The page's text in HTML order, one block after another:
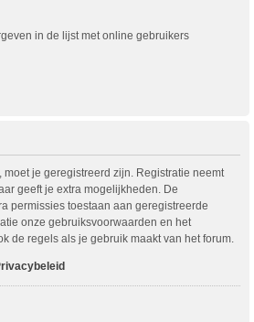
in de lijst met online gebruikers
je geregistreerd zijn. Registratie neemt
geeft je extra mogelijkheden. De
permissies toestaan aan geregistreerde
onze gebruiksvoorwaarden en het
de regels als je gebruik maakt van het forum.